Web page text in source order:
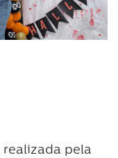
realizada pela